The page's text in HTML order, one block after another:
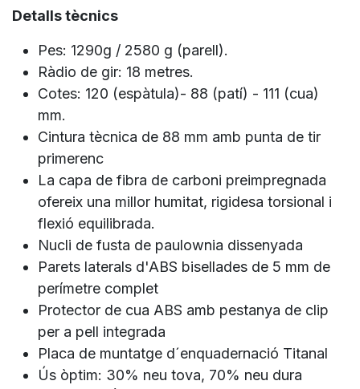
Detalls tècnics
Pes: 1290g / 2580 g (parell).
Ràdio de gir: 18 metres.
Cotes: 120 (espàtula)- 88 (patí) - 111 (cua)
mm.
Cintura tècnica de 88 mm amb punta de tir
primerenc
La capa de fibra de carboni preimpregnada
ofereix una millor humitat, rigidesa torsional i
flexió equilibrada.
Nucli de fusta de paulownia dissenyada
Parets laterals d'ABS bisellades de 5 mm de
perímetre complet
Protector de cua ABS amb pestanya de clip
per a pell integrada
Placa de muntatge d´enquadernació Titanal
Ús òptim: 30% neu tova, 70% neu dura